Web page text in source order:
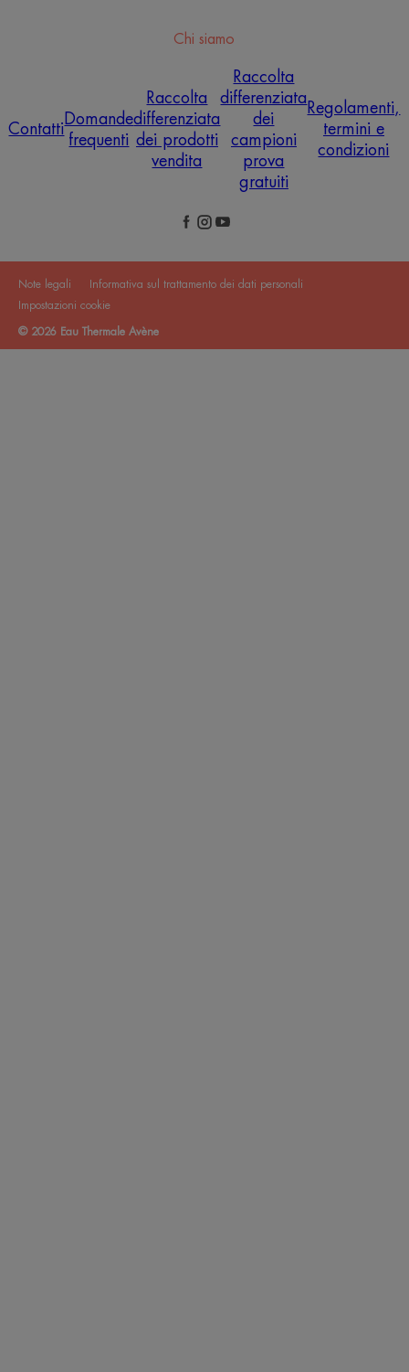
Chi siamo
Contatti
Domande
frequenti
Raccolta
differenziata
dei prodotti
vendita
Raccolta
differenziata
dei
campioni
prova
gratuiti
Regolamenti,
termini e
condizioni
Note legali
Informativa sul trattamento dei dati personali
Impostazioni cookie
© 2026 Eau Thermale Avène